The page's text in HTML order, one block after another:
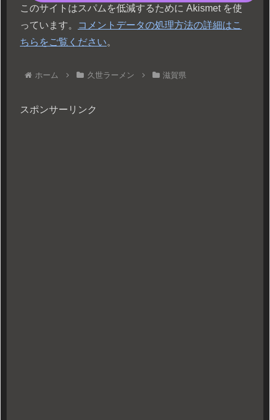
このサイトはスパムを低減するために Akismet を使
っています。
コメントデータの処理方法の詳細はこ
ちらをご覧ください。
ホーム 久世ラーメン 滋賀県
スポンサーリンク